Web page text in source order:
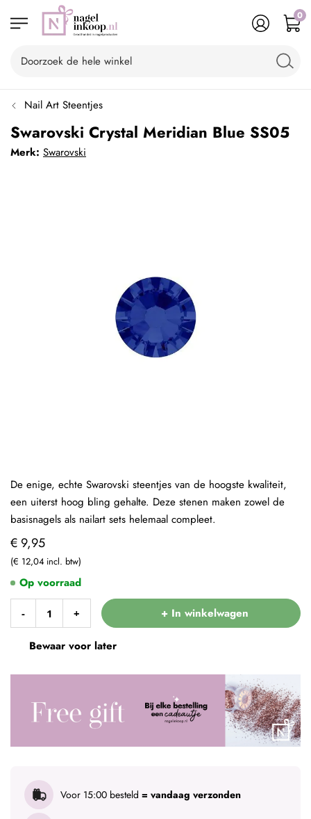
0
Nail Art Steentjes
Swarovski Crystal Meridian Blue SS05
Merk: Swarovski
€ 9,95
€ 12,04
- + + In winkelwagen
Bewaar voor later
Voor 15:00 besteld = vandaag verzonden
Op voorraad
De enige, echte Swarovski steentjes van de hoogste kwaliteit,
een uiterst hoog bling gehalte. Deze stenen maken zowel de
basisnagels als nailart sets helemaal compleet.